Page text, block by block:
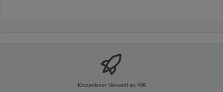
Kostenloser Versand ab 49€